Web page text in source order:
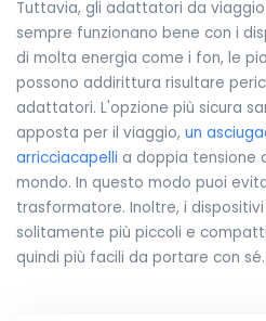
Tuttavia, gli adattatori da
sempre funzionano bene con i
di molta energia come i fon, le
possono addirittura risultare
adattatori. L'opzione più sicura
apposta per il viaggio, un
arricciacapelli a doppia tensione
mondo. In questo modo puoi
trasformatore. Inoltre, i
solitamente più piccoli e
quindi più facili da portare con sé.